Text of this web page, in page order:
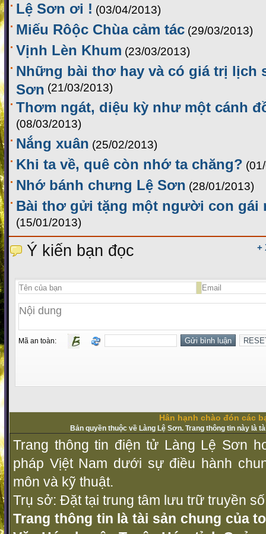
Lệ Sơn ơi ! (03/04/2013)
Miếu Rôộc Chùa cảm tác (29/03/2013)
Vịnh Lèn Khum (23/03/2013)
Những bài thơ hay và có giá trị lịch
Sơn (21/03/2013)
Thơm ngát, diệu kỳ như một cánh
(08/03/2013)
Nắng xuân (25/02/2013)
Khi ta về, quê còn nhớ ta chăng?
Nhớ bánh chưng Lệ Sơn (28/01/2013)
Bài thơ gửi tặng một người con gái
(15/01/2013)
+
Ý kiến bạn đọc
Mã an toàn:
Hân hạnh chào đón các
Bản quyền thuộc về Làng Lệ Sơn. Trang thông tin này là
Trang thông tin điện tử Làng Lệ Sơn
pháp Vịệt Nam dưới sự điều hành
môn và kỹ thuật.
Trụ sở: Đặt tại trung tâm lưu trữ truyền
Trang thông tin là tài sản chung của